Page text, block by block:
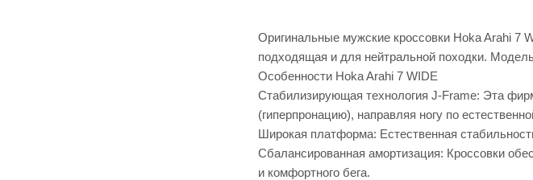
Оригинальные мужские кроссовки Hoka Arahi 7
подходящая и для нейтральной походки.
Особенности Hoka Arahi 7 WIDE
Стабилизирующая технология J-Frame: Эта
(гиперпронацию), направляя ногу по
Широкая платформа: Естественная
Сбалансированная амортизация: Кроссовки
и комфортного бега.